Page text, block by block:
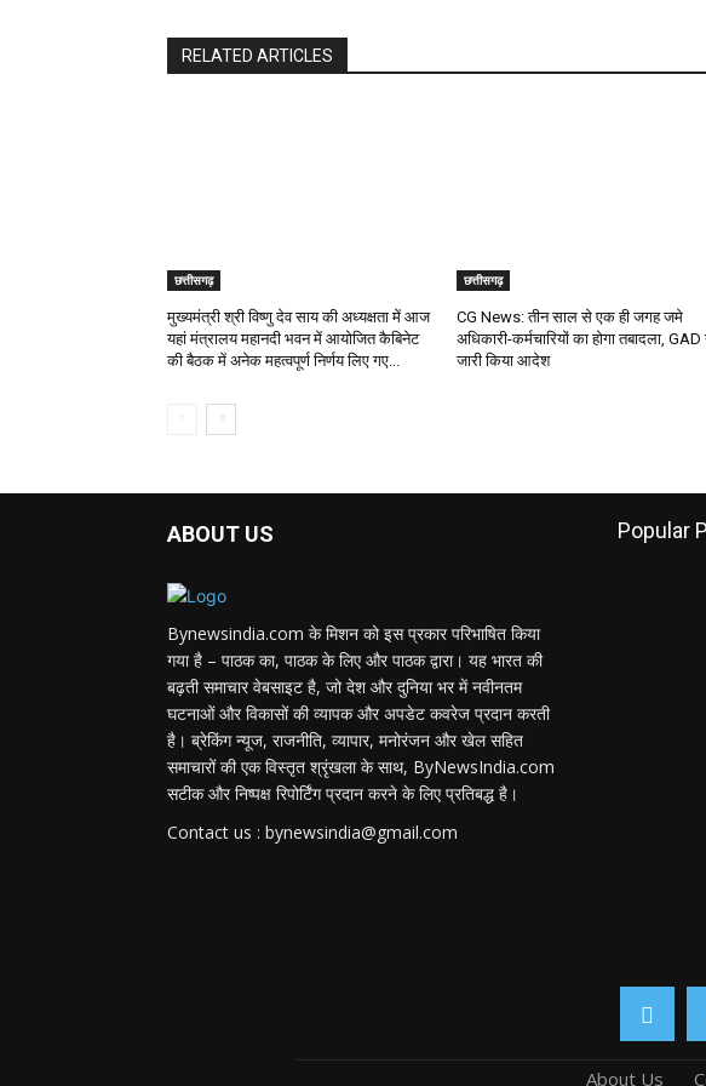
RELATED ARTICLES
छत्तीसगढ़
मुख्यमंत्री श्री विष्णु देव साय की अध्यक्षता में आज
यहां मंत्रालय महानदी भवन में आयोजित कैबिनेट
की बैठक में अनेक महत्वपूर्ण निर्णय लिए गए...
छत्तीसगढ़
CG News: तीन साल से एक ही जगह जमे
अधिकारी-कर्मचारियों का होगा तबादला, GAD
जारी किया आदेश
ABOUT US
Bynewsindia.com के मिशन को इस प्रकार परिभाषित किया
गया है – पाठक का, पाठक के लिए और पाठक द्वारा। यह भारत की
बढ़ती समाचार वेबसाइट है, जो देश और दुनिया भर में नवीनतम
घटनाओं और विकासों की व्यापक और अपडेट कवरेज प्रदान करती
है। ब्रेकिंग न्यूज, राजनीति, व्यापार, मनोरंजन और खेल सहित
समाचारों की एक विस्तृत श्रृंखला के साथ, ByNewsIndia.com
सटीक और निष्पक्ष रिपोर्टिंग प्रदान करने के लिए प्रतिबद्ध है।
Contact us : bynewsindia@gmail.com
Popular
About Us